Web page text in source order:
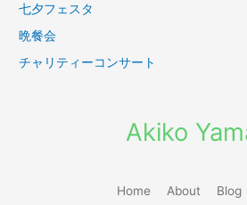
七夕フェスタ
晩餐会
チャリティーコンサート
Akiko
Home About Blog